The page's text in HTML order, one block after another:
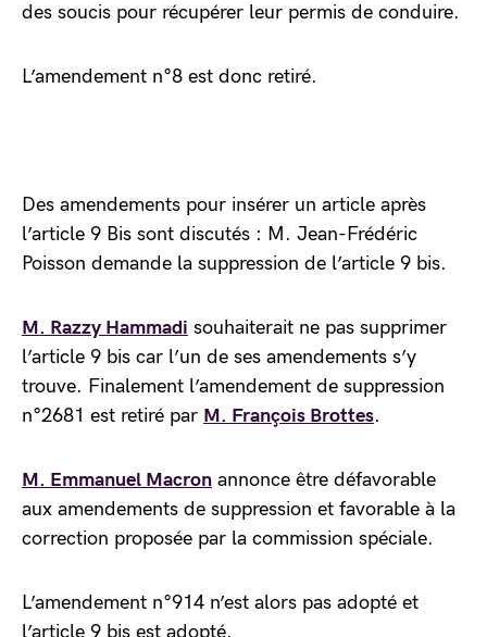
des soucis pour récupérer leur permis de conduire.
L’amendement n°8 est donc retiré.
Des amendements pour insérer un article après
l’article 9 Bis sont discutés : M. Jean-Frédéric
Poisson demande la suppression de l’article 9 bis.
M. Razzy Hammadi souhaiterait ne pas supprimer
l’article 9 bis car l’un de ses amendements s’y
trouve. Finalement l’amendement de suppression
n°2681 est retiré par M. François Brottes.
M. Emmanuel Macron annonce être défavorable
aux amendements de suppression et favorable à la
correction proposée par la commission spéciale.
L’amendement n°914 n’est alors pas adopté et
l’article 9 bis est adopté.